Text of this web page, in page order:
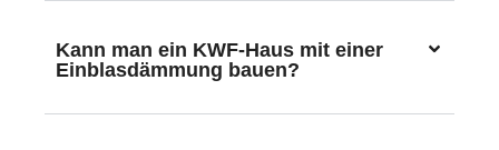
Kann man ein KWF-Haus mit einer
Einblasdämmung bauen?